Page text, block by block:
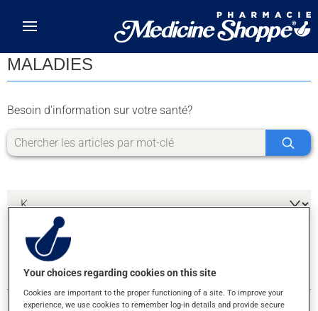
MALADIES
Besoin d'information sur votre santé?
1 RÉSULTATS POUR LA LETTRE K
Your choices regarding cookies on this site
Cookies are important to the proper functioning of a site. To improve your
experience, we use cookies to remember log-in details and provide secure